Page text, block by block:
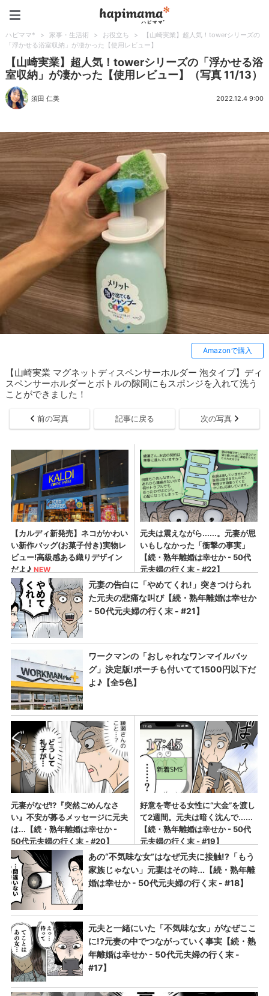
ハピママ* > 家事・生活術 > お役立ち >
【山崎実業】超人気！towerシリーズの
「浮かせる浴室収納」が凄かった【使用レビュー】
【山崎実業】超人気！towerシリーズの「浮かせる浴
室収納」が凄かった【使用レビュー】（写真 11/13）
須田 仁美 2022.12.4 9:00
Amazonで購入
【山崎実業 マグネットディスペンサーホルダー 泡タイプ】ディ
スペンサーホルダーとボトルの隙間にもスポンジを入れて洗う
ことができました！
前の写真 記事に戻る 次の写真